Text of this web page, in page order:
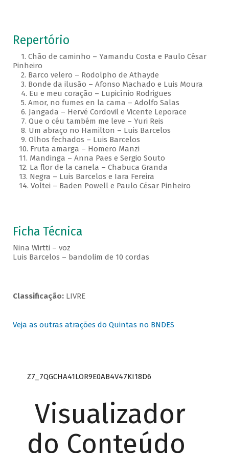
Repertório
1. Chão de caminho – Yamandu Costa e Paulo César
Pinheiro
2. Barco velero – Rodolpho de Athayde
3. Bonde da ilusão – Afonso Machado e Luis Moura
4. Eu e meu coração – Lupicínio Rodrigues
5. Amor, no fumes en la cama – Adolfo Salas
6. Jangada – Hervé Cordovil e Vicente Leporace
7. Que o céu também me leve – Yuri Reis
8. Um abraço no Hamilton – Luis Barcelos
9. Olhos fechados – Luis Barcelos
10. Fruta amarga – Homero Manzi
11. Mandinga – Anna Paes e Sergio Souto
12. La flor de la canela – Chabuca Granda
13. Negra – Luis Barcelos e Iara Fereira
14. Voltei – Baden Powell e Paulo César Pinheiro
Ficha Técnica
Nina Wirtti – voz
Luis Barcelos – bandolim de 10 cordas
Classificação: LIVRE
Veja as outras atrações do Quintas no BNDES
Z7_7QGCHA41LOR9E0AB4V47KI18D6
Visualizador
do Conteúdo